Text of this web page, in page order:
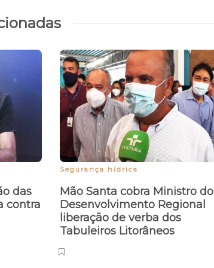
das
contra
Segurança hídrica
Mão Santa cobra Ministro do
Desenvolvimento Regional
liberação de verba dos
Tabuleiros Litorâneos